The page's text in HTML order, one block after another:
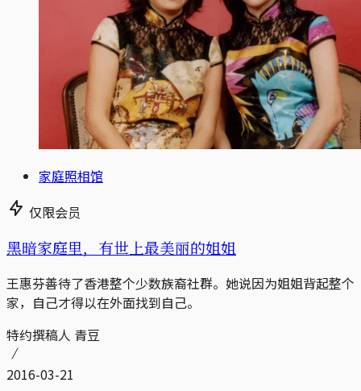
家庭照相馆
仅限会员
黑暗家庭里，有世上最美丽的姐姐
王惠芬善待了香港整个少数族裔社群。她说因为姐姐背起整个
家，自己才得以在外面找到自己。
特约撰稿人 青豆
2016-03-21